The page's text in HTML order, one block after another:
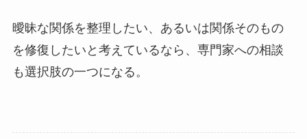
曖昧な関係を整理したい、あるいは関係そのもの
を修復したいと考えているなら、専門家への相談
も選択肢の一つになる。